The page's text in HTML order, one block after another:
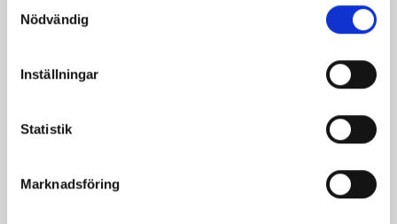
Nödvändig
Inställningar
Statistik
Marknadsföring
Rostbiffsallad med
Skomakarlåda med